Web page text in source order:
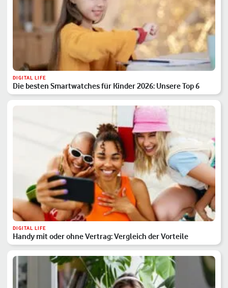
DIGITAL LIFE
Die besten Smartwatches für Kinder 2026: Unsere Top 6
DIGITAL LIFE
Handy mit oder ohne Vertrag: Vergleich der Vorteile